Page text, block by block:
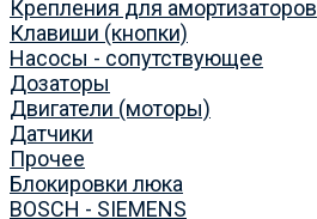
Крепления для амортизаторов
Клавиши (кнопки)
Насосы - сопутствующее
Дозаторы
Двигатели (моторы)
Датчики
Прочее
Блокировки люка
BOSCH - SIEMENS